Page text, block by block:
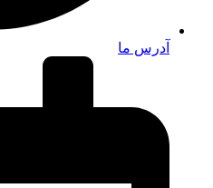
آدرس ما